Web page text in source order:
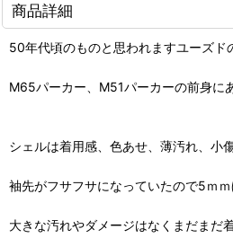
商品詳細
50年代頃のものと思われますユーズド
M65パーカー、M51パーカーの前身に
シェルは着用感、色あせ、薄汚れ、小
袖先がフサフサになっていたので5ｍ
大きな汚れやダメージはなくまだまだ